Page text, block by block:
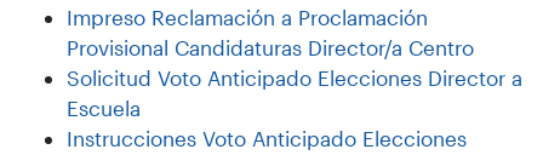
Impreso Reclamación a Proclamación
Provisional Candidaturas Director/a Centro
Solicitud Voto Anticipado Elecciones Director a
Escuela
Instrucciones Voto Anticipado Elecciones